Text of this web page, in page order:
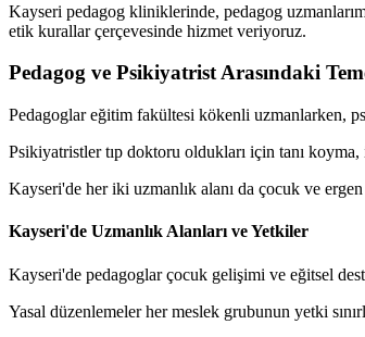
Kayseri pedagog kliniklerinde, pedagog
etik kurallar çerçevesinde hizmet veriyoruz.
Pedagog ve Psikiyatrist Arasındaki
Pedagoglar eğitim fakültesi kökenli uzmanlarken,
Psikiyatristler tıp doktoru oldukları için tanı
Kayseri'de her iki uzmanlık alanı da çocuk ve
Kayseri'de Uzmanlık Alanları ve Yetkiler
Kayseri'de pedagoglar çocuk gelişimi ve eğitsel
Yasal düzenlemeler her meslek grubunun yetki